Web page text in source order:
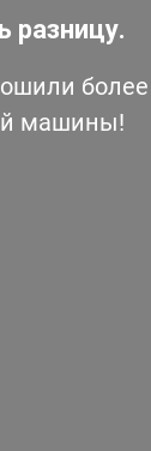
разницу.
машины!